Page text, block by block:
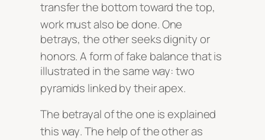
transfer the bottom toward the top,
work must also be done. One
betrays, the other seeks dignity or
honors. A form of fake balance that is
illustrated in the same way: two
pyramids linked by their apex.
The betrayal of the one is explained
this way. The help of the other as